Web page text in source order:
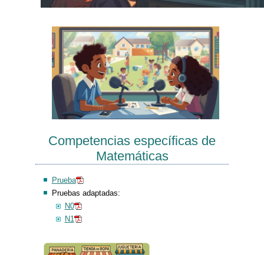
Competencias específicas de
Matemáticas
Prueba
Pruebas adaptadas:
N0
N1